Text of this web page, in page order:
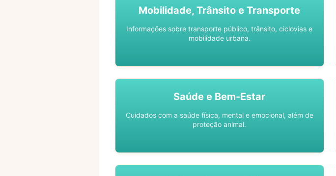
Mobilidade, Trânsito e Transporte
Informações sobre transporte público, trânsito, ciclovias e
mobilidade urbana.
Saúde e Bem-Estar
Cuidados com a saúde física, mental e emocional, além de
proteção animal.